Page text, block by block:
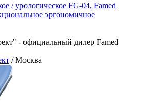
/ урологическое FG-04, Famed
эргономичное
- официальный дилер Famed
/ Москва